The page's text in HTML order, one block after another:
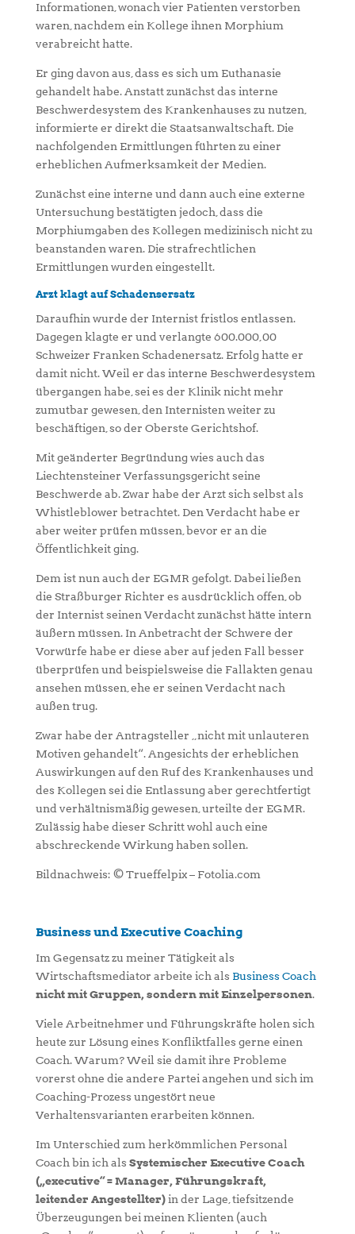
Informationen, wonach vier Patienten verstorben
waren, nachdem ein Kollege ihnen Morphium
verabreicht hatte.
Er ging davon aus, dass es sich um Euthanasie
gehandelt habe. Anstatt zunächst das interne
Beschwerdesystem des Krankenhauses zu nutzen,
informierte er direkt die Staatsanwaltschaft. Die
nachfolgenden Ermittlungen führten zu einer
erheblichen Aufmerksamkeit der Medien.
Zunächst eine interne und dann auch eine externe
Untersuchung bestätigten jedoch, dass die
Morphiumgaben des Kollegen medizinisch nicht zu
beanstanden waren. Die strafrechtlichen
Ermittlungen wurden eingestellt.
Arzt klagt auf Schadensersatz
Daraufhin wurde der Internist fristlos entlassen.
Dagegen klagte er und verlangte 600.000,00
Schweizer Franken Schadenersatz. Erfolg hatte er
damit nicht. Weil er das interne Beschwerdesystem
übergangen habe, sei es der Klinik nicht mehr
zumutbar gewesen, den Internisten weiter zu
beschäftigen, so der Oberste Gerichtshof.
Mit geänderter Begründung wies auch das
Liechtensteiner Verfassungsgericht seine
Beschwerde ab. Zwar habe der Arzt sich selbst als
Whistleblower betrachtet. Den Verdacht habe er
aber weiter prüfen müssen, bevor er an die
Öffentlichkeit ging.
Dem ist nun auch der EGMR gefolgt. Dabei ließen
die Straßburger Richter es ausdrücklich offen, ob
der Internist seinen Verdacht zunächst hätte intern
äußern müssen. In Anbetracht der Schwere der
Vorwürfe habe er diese aber auf jeden Fall besser
überprüfen und beispielsweise die Fallakten genau
ansehen müssen, ehe er seinen Verdacht nach
außen trug.
Zwar habe der Antragsteller „nicht mit unlauteren
Motiven gehandelt“. Angesichts der erheblichen
Auswirkungen auf den Ruf des Krankenhauses und
des Kollegen sei die Entlassung aber gerechtfertigt
und verhältnismäßig gewesen, urteilte der EGMR.
Zulässig habe dieser Schritt wohl auch eine
abschreckende Wirkung haben sollen.
Bildnachweis: © Trueffelpix – Fotolia.com
Business und Executive Coaching
Im Gegensatz zu meiner Tätigkeit als
Wirtschaftsmediator arbeite ich als Business Coach
nicht mit Gruppen, sondern mit Einzelpersonen.
Viele Arbeitnehmer und Führungskräfte holen sich
heute zur Lösung eines Konfliktfalles gerne einen
Coach. Warum? Weil sie damit ihre Probleme
vorerst ohne die andere Partei angehen und sich im
Coaching-Prozess ungestört neue
Verhaltensvarianten erarbeiten können.
Im Unterschied zum herkömmlichen Personal
Coach bin ich alsSystemischer Executive Coach
(„executive“ = Manager, Führungskraft,
leitender Angestellter)in der Lage, tiefsitzende
Überzeugungen bei meinen Klienten (auch